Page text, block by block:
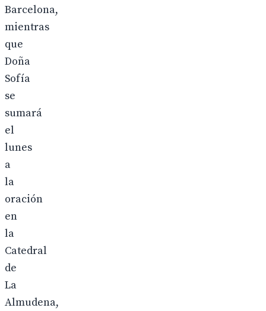
Barcelona,
mientras
que
Doña
Sofía
se
sumará
el
lunes
a
la
oración
en
la
Catedral
de
La
Almudena,